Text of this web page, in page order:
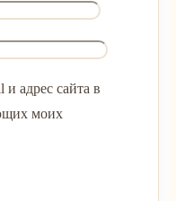
адрес сайта в
моих